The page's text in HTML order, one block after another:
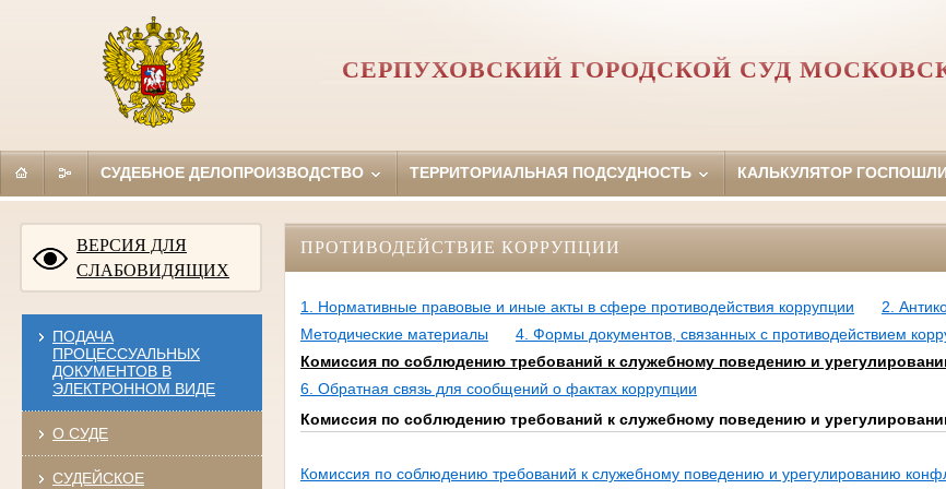
СЕРПУХОВСКИЙ ГОРОДСКОЙ СУД
СУДЕБНОЕ ДЕЛОПРОИЗВОДСТВО ТЕРРИТОРИАЛЬНАЯ ПОДСУДНОСТЬ КАЛЬКУЛЯТОР
ВЕРСИЯ ДЛЯ
СЛАБОВИДЯЩИХ
ПОДАЧА
ПРОЦЕССУАЛЬНЫХ
ДОКУМЕНТОВ В
ЭЛЕКТРОННОМ ВИДЕ
О СУДЕ
СУДЕЙСКОЕ
ПРОТИВОДЕЙСТВИЕ КОРРУПЦИИ
1. Нормативные правовые и иные акты в сфере противодействия коррупции 2.
Методические материалы
4. Формы документов, связанных с противодействием
Комиссия по соблюдению требований к служебному поведению и
6. Обратная связь для сообщений о фактах коррупции
Комиссия по соблюдению требований к служебному поведению и
Комиссия по соблюдению требований к служебному поведению и урегулированию